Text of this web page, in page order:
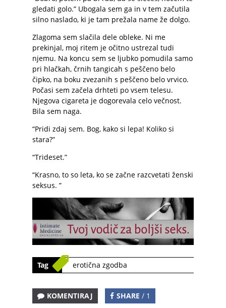
gledati golo.” Ubogala sem ga in v tem začutila
silno naslado, ki je tam prežala name že dolgo.
Zlagoma sem slačila dele obleke. Ni me
prekinjal, moj ritem je očitno ustrezal tudi
njemu. Na koncu sem se ljubko pomudila samo
pri hlačkah, črnih tangicah s peščeno belo
čipko, na boku zvezanih s peščeno belo vrvico.
Počasi sem začela drhteti po vsem telesu.
Njegova cigareta je dogorevala celo večnost.
Bila sem naga.
“Pridi zdaj sem. Bog, kako si lepa! Koliko si
stara?”
“Trideset.”
“Krasno, to so leta, ko se začne razcvetati ženski
seksus. ”
Tag erotična zgodba
KOMENTIRAJ SHARE / 1